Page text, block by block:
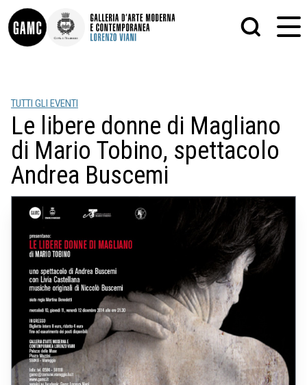
INFO
CONTATTI
DIDATTICA
SHOP
LE COLLEZIONI
GLI AUTORI
LORENZO VIANI
MOSTRE
EVENTI
PALAZZO DELLE MUSE
PITTURA
SCULTURA
ALTRO
MATRICI XILOGRAFICHE
FOTOGRAFIA
TUTTI GLI EVENTI
Le libere donne di Magliano
di Mario Tobino, spettacolo
Andrea Buscemi